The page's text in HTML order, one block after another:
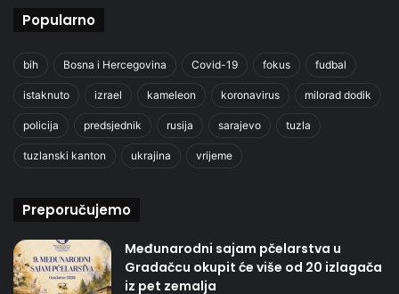
Popularno
bih Bosna i Hercegovina Covid-19 fokus fudbal
istaknuto izrael kameleon koronavirus milorad dodik
policija predsjednik rusija sarajevo tuzla
tuzlanski kanton ukrajina vrijeme
Preporučujemo
Međunarodni sajam pčelarstva u
Gradačcu okupit će više od 20 izlagača
iz pet zemalja